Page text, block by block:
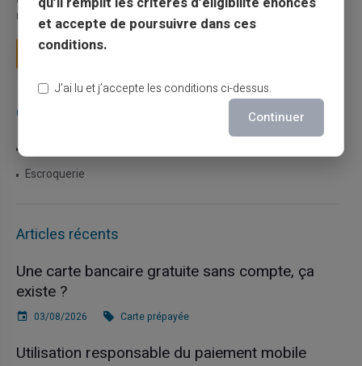
mais il appelle des réflexes pour é...
Lire la suite
Catégories
Escroquerie
Articles récents
Une carte bancaire gratuite sans compte, ça
existe ?
03/08/2026 Carte prépayée
Utilisation responsable du paiement mobile
et accepte de poursuivre dans ces
conditions.
J’ai lu et j’accepte les conditions ci-dessus.
Continuer